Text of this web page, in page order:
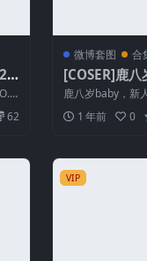
62
微博套图 合
[COSER]鹿
品合集&随包
鹿八岁baby，新
圈，看后续表现
1 年前 0
VIP